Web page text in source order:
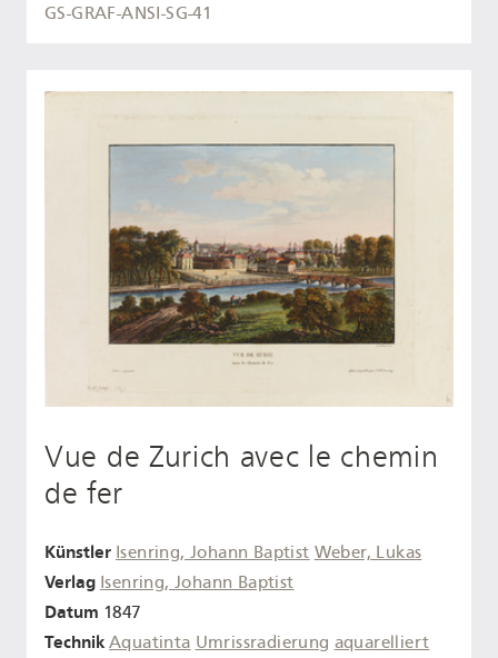
GS-GRAF-ANSI-SG-41
Vue de Zurich avec le chemin
de fer
Künstler Isenring, Johann Baptist Weber, Lukas
Verlag Isenring, Johann Baptist
Datum 1847
Technik Aquatinta Umrissradierung aquarelliert